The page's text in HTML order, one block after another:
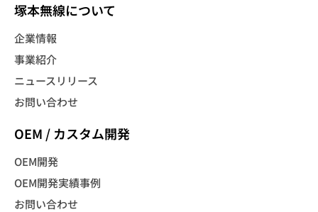
塚本無線について
企業情報
事業紹介
ニュースリリース
お問い合わせ
OEM / カスタム開発
OEM開発
OEM開発実績事例
お問い合わせ